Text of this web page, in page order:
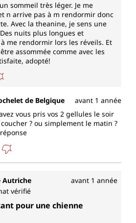
sommeil très léger. Je me
n arrive pas à m rendormir donc
Avec la theanine, je sens une
nuits plus longues et
me rendormir lors les réveils. Et
assommée comme avec les
adopté!
de Belgique
avant 1 année
vous pris vos 2 gellules le soir
? ou simplement le matin ?
Autriche avant 1 année
sur 5 étoiles
vérifié
pour une chienne